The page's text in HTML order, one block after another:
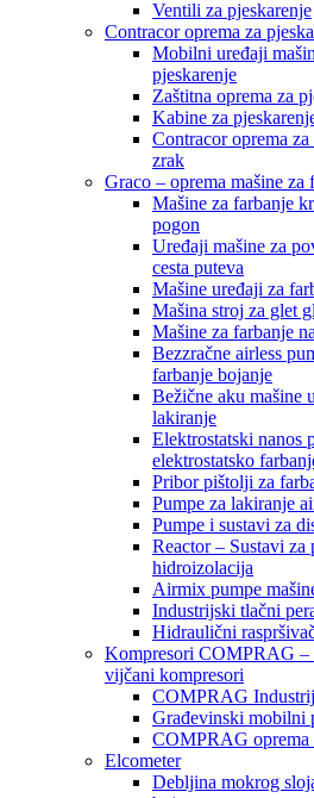
Ventili za pjeskarenje
Contracor oprema za
Mobilni uređaji
pjeskarenje
Zaštitna oprema za
Kabine za
Contracor oprema
zrak
Graco – oprema mašine
Mašine za farbanje
pogon
Uređaji mašine za
cesta puteva
Mašine uređaji za
Mašina stroj za glet
Mašine za farbanje
Bezzračne airless
farbanje bojanje
Bežične aku mašine
lakiranje
Elektrostatski nanos
elektrostatsko
Pribor pištolji za
Pumpe za lakiranje
Pumpe i sustavi za
Reactor – Sustavi za
hidroizolacija
Airmix pumpe
Industrijski tlačni
Hidraulični
Kompresori COMPRAG –
vijčani kompresori
COMPRAG
Građevinski mobilni
COMPRAG oprema
Elcometer
Debljina mokrog